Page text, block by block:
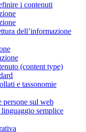
i contenuti
dell’informazione
(content type)
e tassonomie
persone sul web
semplice